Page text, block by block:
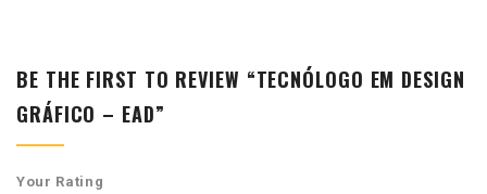
BE THE FIRST TO REVIEW “TECNÓLOGO EM DESIGN
GRÁFICO – EAD”
Your Rating